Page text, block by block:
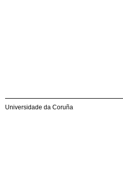
Universidade da Coruña